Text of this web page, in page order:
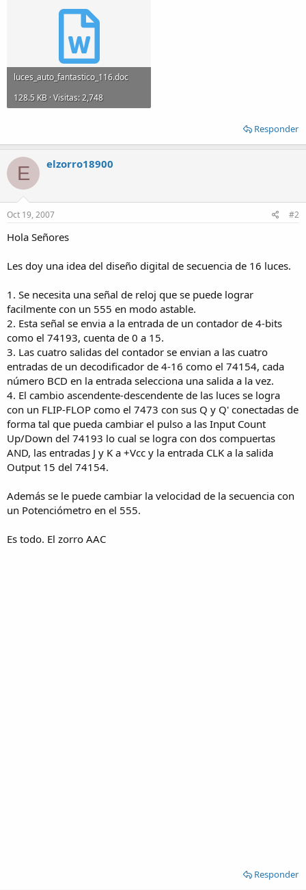
luces_auto_fantastico_116.doc
128.5 KB · Visitas: 2,748
Responder
E elzorro18900
Oct 19, 2007 #2
Hola Señores
Les doy una idea del diseño digital de secuencia de 16 luces.
1. Se necesita una señal de reloj que se puede lograr
facilmente con un 555 en modo astable.
2. Esta señal se envia a la entrada de un contador de 4-bits
como el 74193, cuenta de 0 a 15.
3. Las cuatro salidas del contador se envian a las cuatro
entradas de un decodificador de 4-16 como el 74154, cada
número BCD en la entrada selecciona una salida a la vez.
4. El cambio ascendente-descendente de las luces se logra
con un FLIP-FLOP como el 7473 con sus Q y Q' conectadas de
forma tal que pueda cambiar el pulso a las Input Count
Up/Down del 74193 lo cual se logra con dos compuertas
AND, las entradas J y K a +Vcc y la entrada CLK a la salida
Output 15 del 74154.
Además se le puede cambiar la velocidad de la secuencia con
un Potenciómetro en el 555.
Es todo. El zorro AAC
Responder